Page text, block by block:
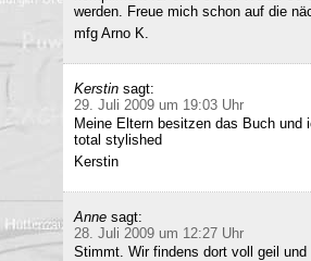
werden. Freue mich schon auf die
mfg Arno K.
Kerstin sagt:
29. Juli 2009 um 19:03 Uhr
Meine Eltern besitzen das Buch
total stylished
Kerstin
Anne sagt:
28. Juli 2009 um 12:27 Uhr
Stimmt. Wir findens dort voll geil und